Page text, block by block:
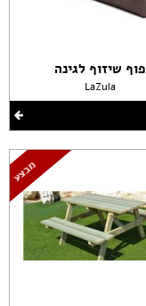
פוף שיזוף לגינה
LaZula